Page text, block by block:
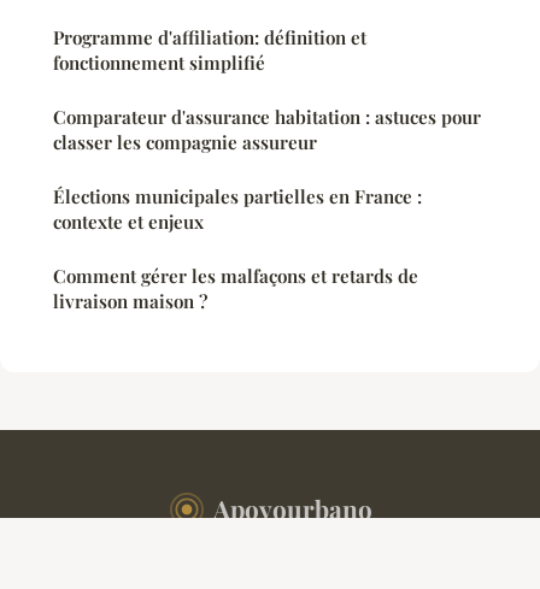
Programme d'affiliation: définition et
fonctionnement simplifié
Comparateur d'assurance habitation : astuces pour
classer les compagnie assureur
Élections municipales partielles en France :
contexte et enjeux
Comment gérer les malfaçons et retards de
livraison maison ?
Apoyourbano